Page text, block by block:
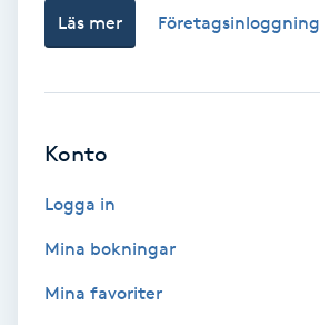
IR-massage
Japansk massage
Katun fransar
Läs mer Företagsinloggning
Konto
Logga in
Mina bokningar
Mina favoriter